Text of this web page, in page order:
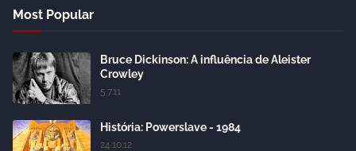
Most Popular
Bruce Dickinson: A influência de Aleister
Crowley
5.7.11
História: Powerslave - 1984
24.10.12